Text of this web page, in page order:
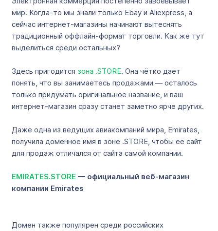
мир. Когда-то мы знали только Ebay и Aliexpress, а
сейчас интернет-магазины начинают вытеснять
традиционный оффлайн-формат торговли. Как же тут
выделиться среди остальных?
Здесь пригодится зона .STORE. Она чётко даёт
понять, что вы занимаетесь продажами — осталось
только придумать оригинальное название, и ваш
интернет-магазин сразу станет заметно ярче других.
Даже одна из ведущих авиакомпаний мира, Emirates,
получила доменное имя в зоне .STORE, чтобы её сайт
для продаж отличался от сайта самой компании.
EMIRATES.STORE — официальный веб-магазин
компании Emirates
Домен также популярен среди российских